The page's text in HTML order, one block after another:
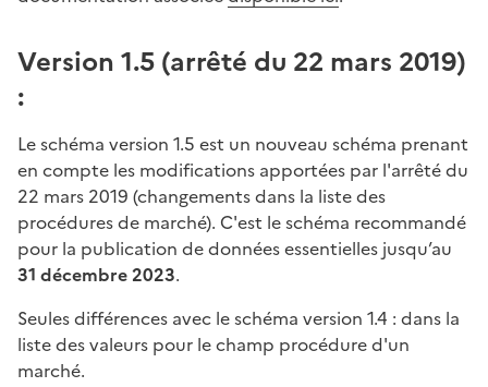
Version 1.5 (arrêté du 22 mars 2019)
:
Le schéma version 1.5 est un nouveau schéma prenant
en compte les modifications apportées par l'arrêté du
22 mars 2019 (changements dans la liste des
procédures de marché). C'est le schéma recommandé
pour la publication de données essentielles jusqu’au
31 décembre 2023.
Seules différences avec le schéma version 1.4 : dans la
liste des valeurs pour le champ procédure d'un
marché.